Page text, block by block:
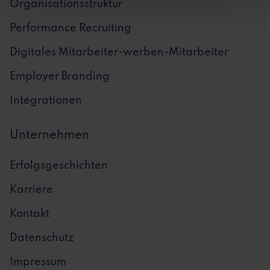
Organisationsstruktur
Performance Recruiting
Digitales Mitarbeiter-werben-Mitarbeiter
Employer Branding
Integrationen
Unternehmen
Erfolgsgeschichten
Karriere
Kontakt
Datenschutz
Impressum